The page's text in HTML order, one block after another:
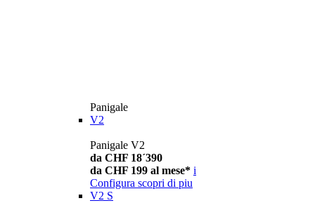
Panigale
V2
Panigale V2
da CHF 18´390
da CHF 199 al mese* i
Configura scopri di piu
V2 S